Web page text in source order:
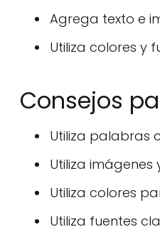
Agrega texto e
Utiliza colores y
Consejos
Utiliza palabras
Utiliza
Utiliza colores
Utiliza fuentes